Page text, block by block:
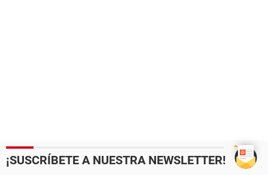
¡SUSCRÍBETE A NUESTRA NEWSLETTER!